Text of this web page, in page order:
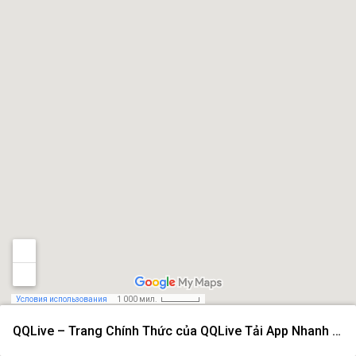
QQLive – Trang Chính Thức của QQLive Tải App Nhanh 2026
Условия использования 1 000 мил.